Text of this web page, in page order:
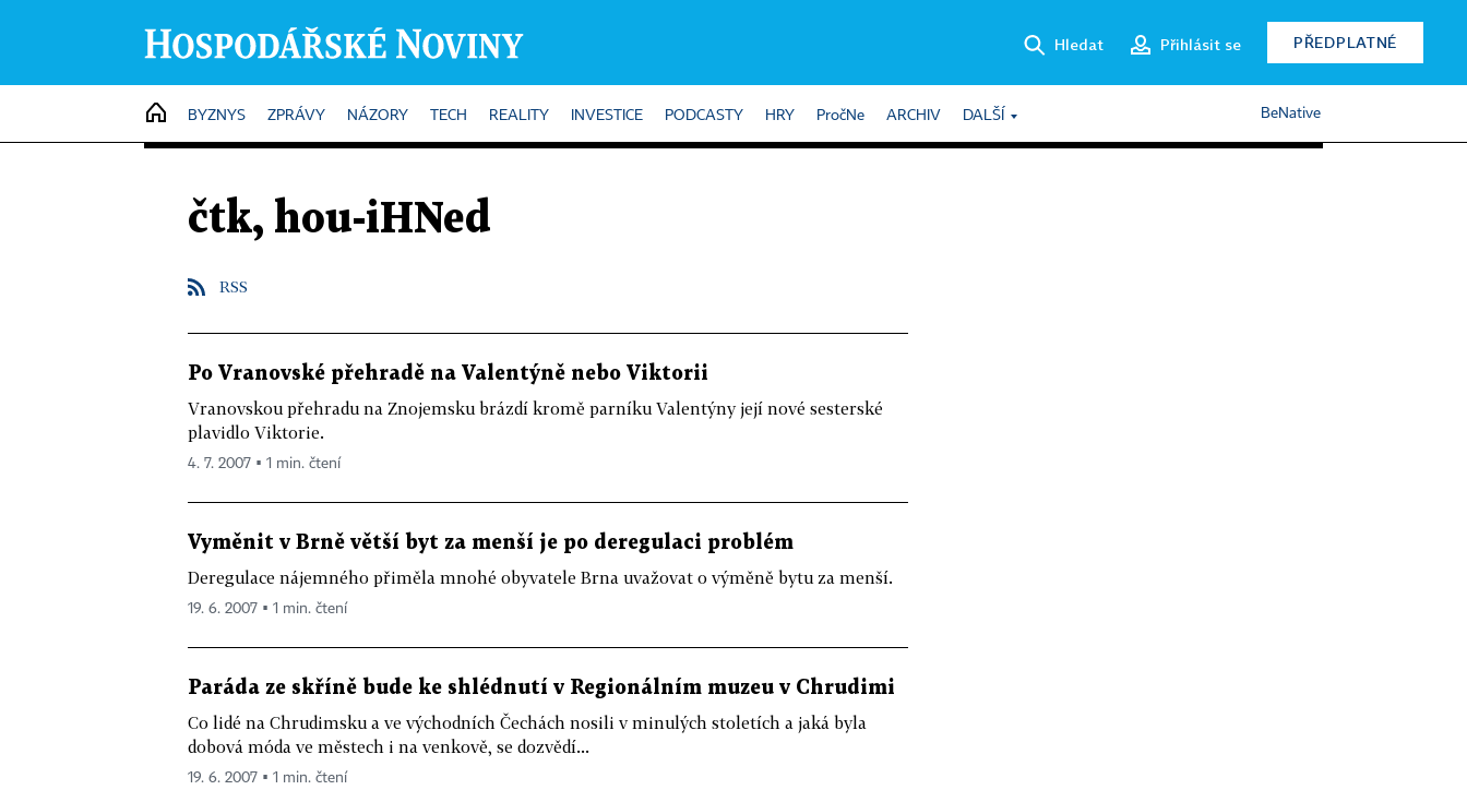
Hledat Přihlásit se PŘEDPLATNÉ
HOME
BYZNYS ZPRÁVY NÁZORY TECH REALITY INVESTICE PODCASTY HRY PročNe ARCHIV DALŠÍ BeNative
čtk, hou-iHNed
RSS
Po Vranovské přehradě na Valentýně nebo Viktorii
Vranovskou přehradu na Znojemsku brázdí kromě parníku Valentýny její nové sesterské
plavidlo Viktorie.
4. 7. 2007 ▪ 1 min. čtení
Vyměnit v Brně větší byt za menší je po deregulaci problém
Deregulace nájemného přiměla mnohé obyvatele Brna uvažovat o výměně bytu za menší.
19. 6. 2007 ▪ 1 min. čtení
Paráda ze skříně bude ke shlédnutí v Regionálním muzeu v Chrudimi
Co lidé na Chrudimsku a ve východních Čechách nosili v minulých stoletích a jaká byla
dobová móda ve městech i na venkově, se dozvědí...
19. 6. 2007 ▪ 1 min. čtení